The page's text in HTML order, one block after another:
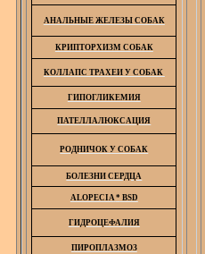
АНАЛЬНЫЕ ЖЕЛЕЗЫ СОБАК
КРИПТОРХИЗМ СОБАК
КОЛЛАПС ТРАХЕИ У СОБАК
ГИПОГЛИКЕМИЯ
ПАТЕЛЛАЛЮКСАЦИЯ
РОДНИЧОК У СОБАК
БОЛЕЗНИ СЕРДЦА
ALOPECIA * BSD
ГИДРОЦЕФАЛИЯ
ПИРОПЛАЗМОЗ